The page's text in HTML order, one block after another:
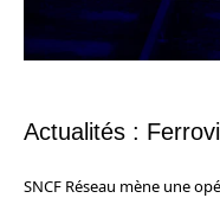
Actualités :
SNCF Réseau mène une